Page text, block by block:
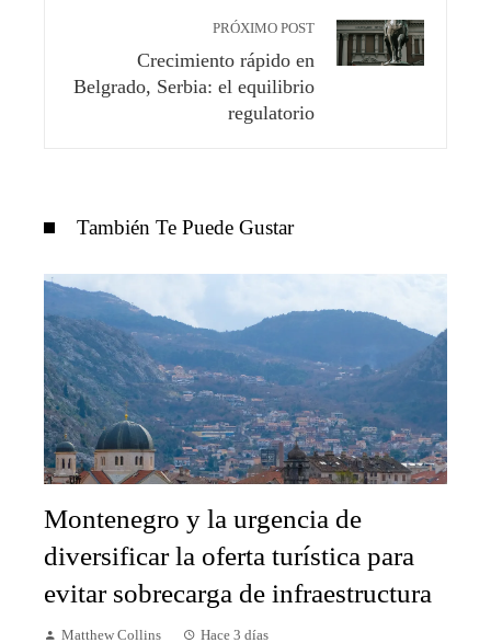
PRÓXIMO POST
Crecimiento rápido en
Belgrado, Serbia: el equilibrio
regulatorio
También Te Puede Gustar
Montenegro y la urgencia de
diversificar la oferta turística para
evitar sobrecarga de infraestructura
Matthew Collins Hace 3 días